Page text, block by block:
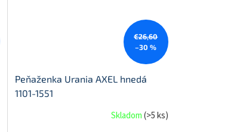
€26,60
–30 %
Peňaženka Urania AXEL hnedá
1101-1551
Skladom(>5 ks)